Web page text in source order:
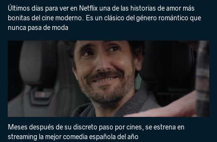
Últimos días para ver en Netflix una de las historias de amor más
bonitas del cine moderno. Es un clásico del género romántico que
nunca pasa de moda
Meses después de su discreto paso por cines, se estrena en
streaming la mejor comedia española del año